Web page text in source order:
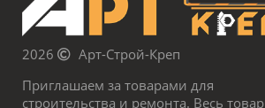
2026
Арт-Строй-Креп
Приглашаем за товарами для
строительства и ремонта. Весь товар